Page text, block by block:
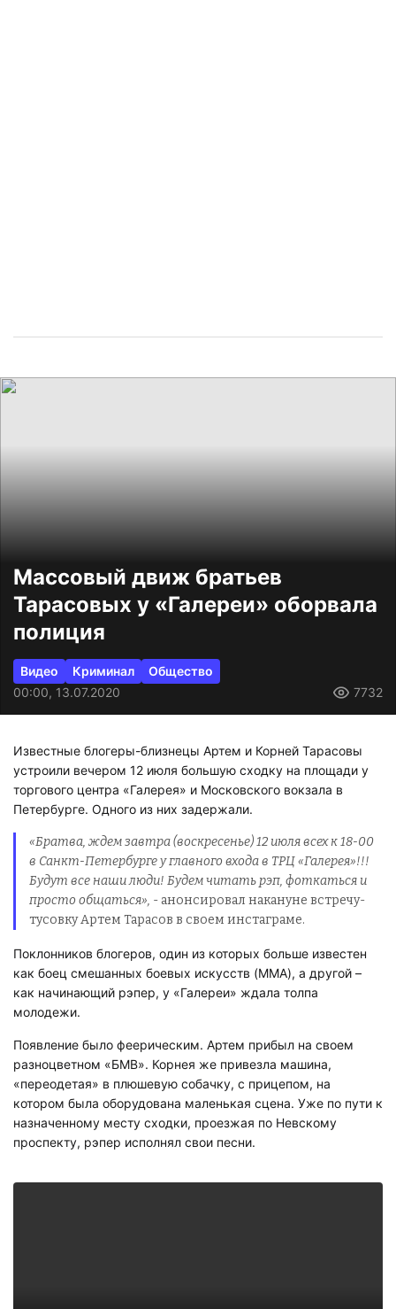
Массовый движ братьев
Тарасовых у «Галереи» оборвала
полиция
Видео Криминал
Общество
00:00, 13.07.2020
7732
Известные блогеры-близнецы Артем и Корней Тарасовы
устроили вечером 12 июля большую сходку на площади у
торгового центра «Галерея» и Московского вокзала в
Петербурге. Одного из них задержали.
«Братва, ждем завтра (воскресенье) 12 июля всех к 18-00
в Санкт-Петербурге у главного входа в ТРЦ «Галерея»!!!
Будут все наши люди! Будем читать рэп, фоткаться и
просто общаться», - анонсировал накануне встречу-
тусовку Артем Тарасов в своем инстаграме.
Поклонников блогеров, один из которых больше известен
как боец смешанных боевых искусств (MMA), а другой –
как начинающий рэпер, у «Галереи» ждала толпа
молодежи.
Появление было феерическим. Артем прибыл на своем
разноцветном «БМВ». Корнея же привезла машина,
«переодетая» в плюшевую собачку, с прицепом, на
котором была оборудована маленькая сцена. Уже по пути к
назначенному месту сходки, проезжая по Невскому
проспекту, рэпер исполнял свои песни.